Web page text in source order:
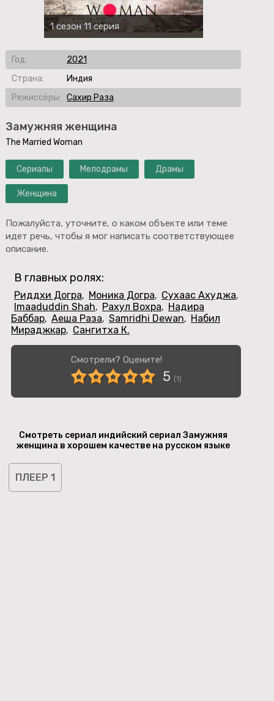
Замужняя женщина
The Married Woman
Сериалы Мелодрамы Драмы
Женщина
Пожалуйста, уточните, о каком объекте или теме
идет речь, чтобы я мог написать соответствующее
описание.
1 сезон 11 серия
Год:
2021
Страна:
Индия
Режиссёры: Сахир Раза
В главных ролях:
Риддхи Догра, Моника Догра, Сухаас Ахуджа,
Imaaduddin Shah, Рахул Вохра, Надира
Баббар, Аеша Раза, Samridhi Dewan, Набил
Мираджкар, Сангитха К.
Смотрели? Оцените!
5 (1)
Смотреть сериал индийский сериал Замужняя
женщина в хорошем качестве на русском языке
ПЛЕЕР 1